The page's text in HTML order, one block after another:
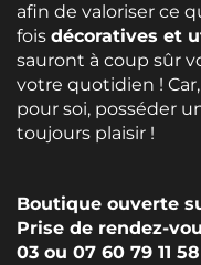
afin de valoriser ce
fois décoratives et
sauront à coup sûr
votre quotidien !
pour soi, posséder
toujours plaisir !
Boutique ouverte
Prise de rendez-
03 ou 07 60 79 11 58